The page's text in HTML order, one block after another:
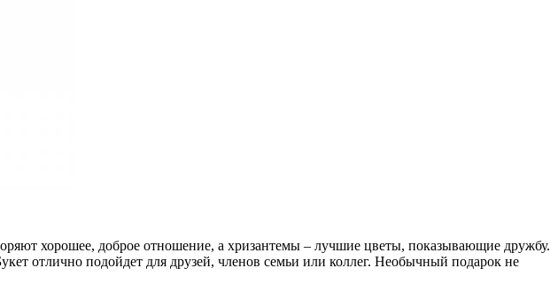
хорошее, доброе отношение, а хризантемы – лучшие цветы, показывающие дружбу.
отлично подойдет для друзей, членов семьи или коллег. Необычный подарок не